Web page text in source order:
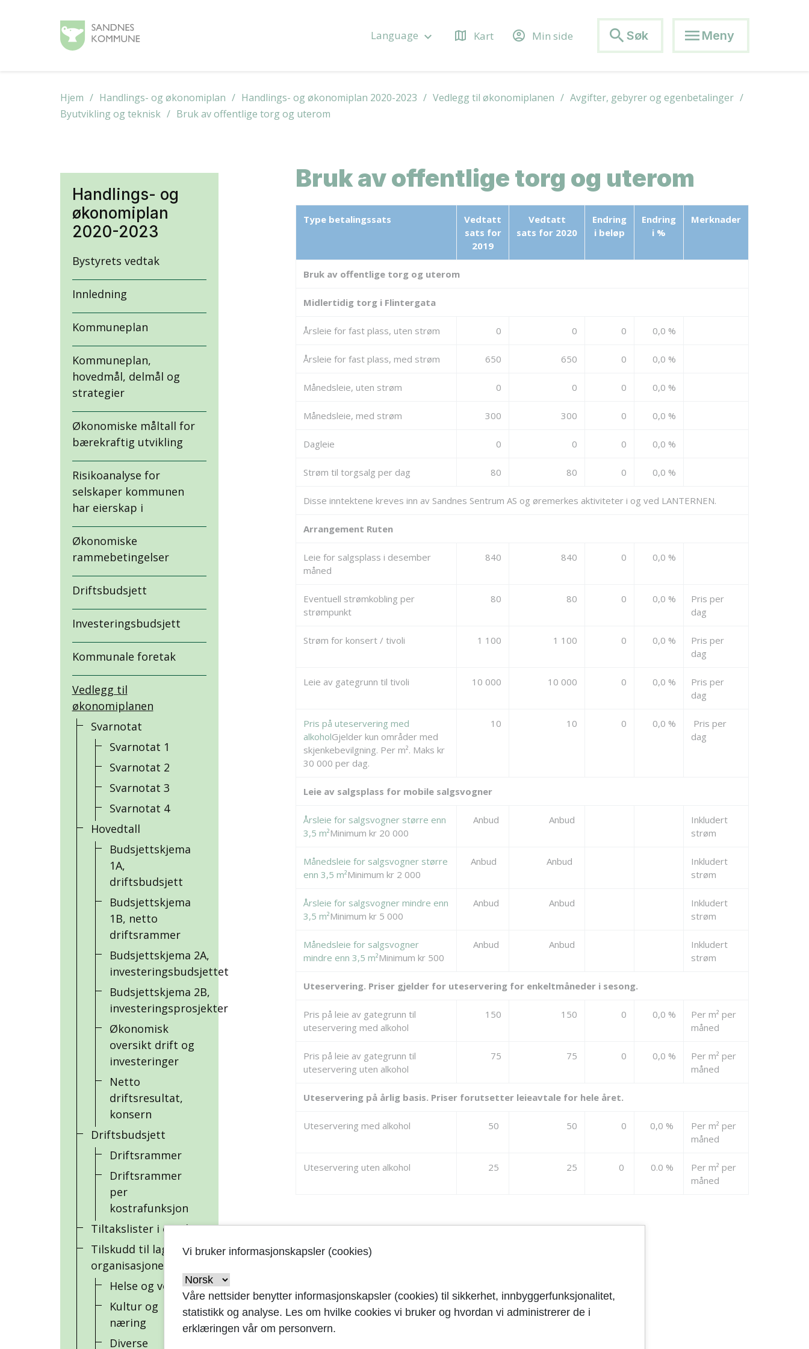
Language keyboard_arrow_down map Kart account_circle Min side search Søk menu Meny
Hjem Handlings- og økonomiplan Handlings- og økonomiplan 2020-2023 Vedlegg til økonomiplanen
Avgifter, gebyrer og egenbetalinger
Byutvikling og teknisk
Bruk av offentlige torg og uterom
Handlings- og
økonomiplan
2020-2023
Bystyrets vedtak
Innledning
Kommuneplan
Kommuneplan,
hovedmål, delmål og
strategier
Økonomiske måltall for
bærekraftig utvikling
Risikoanalyse for
selskaper kommunen
har eierskap i
Økonomiske
rammebetingelser
Driftsbudsjett
Investeringsbudsjett
Kommunale foretak
Vedlegg til
økonomiplanen
Svarnotat
Svarnotat 1
Svarnotat 2
Svarnotat 3
Svarnotat 4
Hovedtall
Budsjettskjema
1A,
driftsbudsjett
Budsjettskjema
1B, netto
driftsrammer
Budsjettskjema 2A,
investeringsbudsjettet
Budsjettskjema 2B,
investeringsprosjekter
Økonomisk
oversikt drift og
investeringer
Netto
driftsresultat,
konsern
Driftsbudsjett
Driftsrammer
Driftsrammer
per
kostrafunksjon
Tiltakslister i excel
Tilskudd til lag og
organisasjoner
Helse og velferd
Kultur og
næring
Diverse
Bruk av offentlige torg og uterom
Type betalingssats
Vedtatt
sats for
2019
Vedtatt
sats for 2020
Endring
i beløp
Endring
i %
Merknader
Bruk av offentlige torg og uterom
Midlertidig torg i Flintergata
Årsleie for fast plass, uten strøm 0 0 0 0,0 %
Årsleie for fast plass, med strøm 650 650 0 0,0 %
Månedsleie, uten strøm 0 0 0 0,0 %
Månedsleie, med strøm 300 300 0 0,0 %
Dagleie 0 0 0 0,0 %
Strøm til torgsalg per dag 80 80 0 0,0 %
Disse inntektene kreves inn av Sandnes Sentrum AS og øremerkes aktiviteter i og ved LANTERNEN.
Arrangement Ruten
Leie for salgsplass i desember
måned
840 840 0 0,0 %
Eventuell strømkobling per
strømpunkt
80 80 0 0,0 %
Pris per
dag
Strøm for konsert / tivoli 1 100 1 100 0 0,0 %
Pris per
dag
Leie av gategrunn til tivoli 10 000 10 000 0 0,0 %
Pris per
dag
Pris på uteservering med
alkoholGjelder kun områder med
skjenkebevilgning. Per m². Maks kr
30 000 per dag.
10 10 0 0,0 %
Pris per
dag
Leie av salgsplass for mobile salgsvogner
Årsleie for salgsvogner større enn
3,5 m²Minimum kr 20 000
Anbud Anbud
Inkludert
strøm
Månedsleie for salgsvogner større
enn 3,5 m²Minimum kr 2 000
Anbud Anbud
Inkludert
strøm
Årsleie for salgsvogner mindre enn
3,5 m²Minimum kr 5 000
Anbud Anbud
Inkludert
strøm
Månedsleie for salgsvogner
mindre enn 3,5 m²Minimum kr 500
Anbud Anbud
Inkludert
strøm
Uteservering. Priser gjelder for uteservering for enkeltmåneder i sesong.
Pris på leie av gategrunn til
uteservering med alkohol
150 150 0 0,0 %
Per m² per
måned
Pris på leie av gategrunn til
uteservering uten alkohol
75 75 0 0,0 %
Per m² per
måned
Uteservering på årlig basis. Priser forutsetter leieavtale for hele året.
Uteservering med alkohol 50 50 0 0,0 %
Per m² per
måned
Uteservering uten alkohol 25 25 0 0.0 %
Per m² per
måned
Sist oppdatert: 23.01.2023
Vi bruker informasjonskapsler (cookies)
Våre nettsider benytter informasjonskapsler (cookies) til sikkerhet, innbyggerfunksjonalitet,
statistikk og analyse. Les om hvilke cookies vi bruker og hvordan vi administrerer de i
erklæringen vår om personvern.